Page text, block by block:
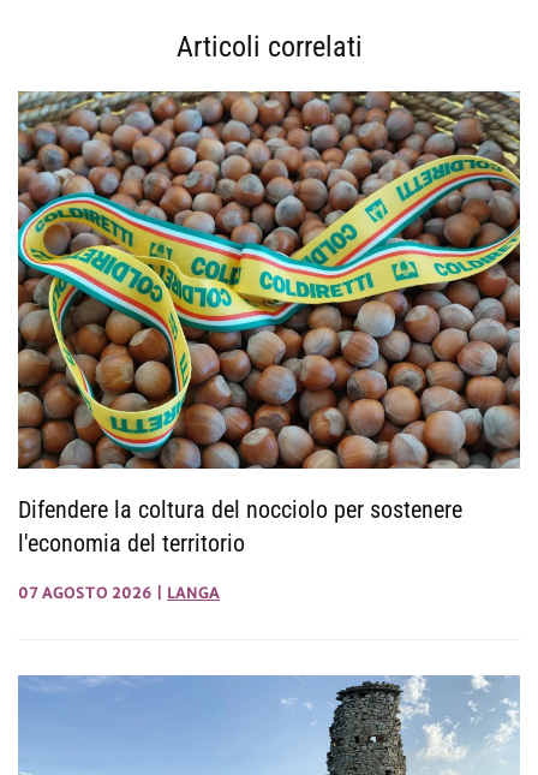
Articoli correlati
Difendere la coltura del nocciolo per sostenere
l'economia del territorio
07 AGOSTO 2026 LANGA